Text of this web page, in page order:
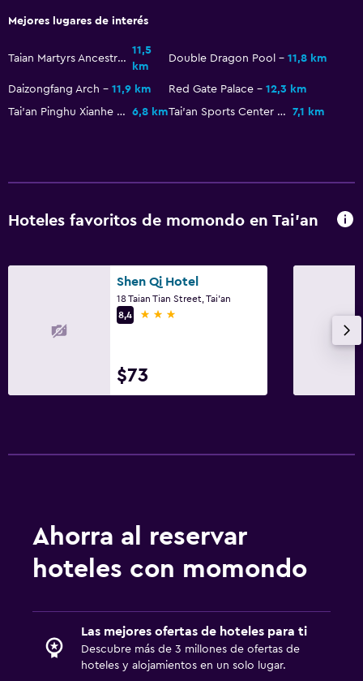
Mejores lugares de interés
Taian Martyrs Ancestral Hall
11,5
km
Double Dragon Pool 11,8 km
Daizongfang Arch 11,9 km Red Gate Palace
12,3 km
Tai'an Pinghu Xianhe Park
6,8 km Tai'an Sports Center Stadium 7,1 km
Hoteles favoritos de momondo en Tai'an
Shen Qi Hotel
18 Taian Tian Street, Tai'an
8,4
3 estrellas
$73
Ahorra al reservar
hoteles con momondo
Las mejores ofertas de hoteles para ti
Descubre más de 3 millones de ofertas de
hoteles y alojamientos en un solo lugar.